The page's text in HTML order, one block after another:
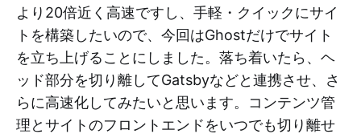
より20倍近く高速ですし、手軽・クイックにサイ
トを構築したいので、今回はGhostだけでサイト
を立ち上げることにしました。落ち着いたら、ヘ
ッド部分を切り離してGatsbyなどと連携させ、さ
らに高速化してみたいと思います。コンテンツ管
理とサイトのフロントエンドをいつでも切り離せ